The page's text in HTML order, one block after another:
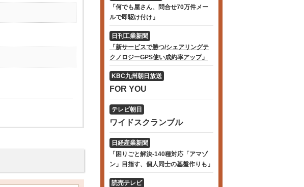
「何でも屋さん、問合せ70万件メー
ルで即駆け付け」
日刊工業新聞
「新サービスで勝つ/シェアリングテ
クノロジーGPS使い成約率アップ」
KBC九州朝日放送
FOR YOU
テレビ朝日
ワイドスクランブル
日経産業新聞
「困りごと解決-140種対応「アマゾ
ン」目指す、個人同士の基盤作りも」
読売テレビ